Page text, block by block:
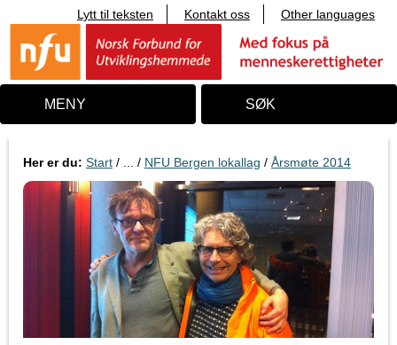
i
n
o
Lytt til teksten Kontakt oss Other languages
MENY SØK
Her er du: Start / ... / NFU Bergen lokallag / Årsmøte 2014